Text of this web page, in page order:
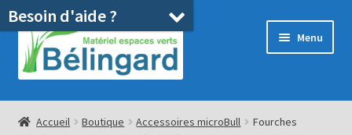
Aller
la
Aller
au
contenu
Menu
Accueil
Accueil Boutique Accessoires microBull
Fourches
Besoin d'aide ?